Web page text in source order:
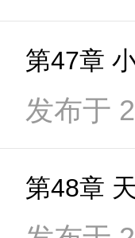
第47章
发布于
第48章